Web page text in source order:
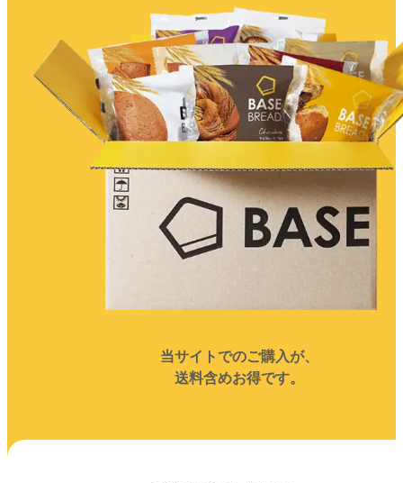
当サイトでのご購入が、
送料含めお得です。